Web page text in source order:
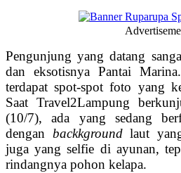
Pengunjung yang datang
dan eksotisnya Pantai
terdapat spot-spot foto yang
Saat Travel2Lampung
(10/7), ada yang sedang
dengan backkgroundlaut
juga yang selfie di ayunan,
rindangnya pohon kelapa.